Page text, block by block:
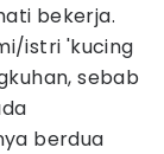
bekerja.
istri 'kucing
sebab
berdua